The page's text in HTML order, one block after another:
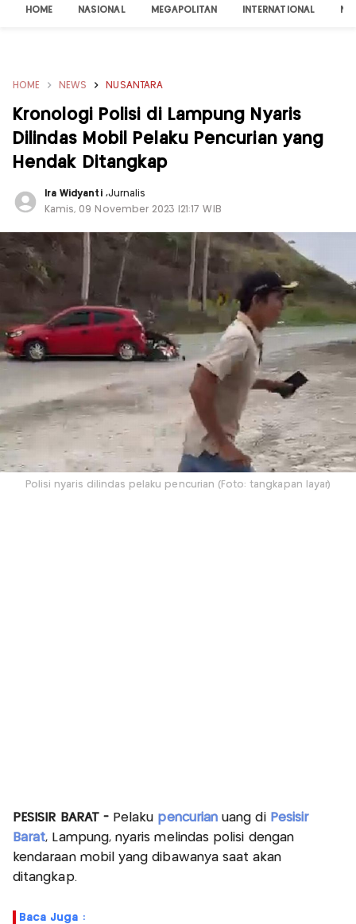
HOME NASIONAL MEGAPOLITAN INTERNATIONAL
HOME NEWS NUSANTARA
Kronologi Polisi di Lampung Nyaris
Dilindas Mobil Pelaku Pencurian yang
Hendak Ditangkap
Ira Widyanti ,Jurnalis
Kamis, 09 November 2023 |21:17 WIB
Polisi nyaris dilindas pelaku pencurian (Foto: tangkapan layar)
PESISIR BARAT - Pelaku pencurian uang di Pesisir
Barat, Lampung, nyaris melindas polisi dengan
kendaraan mobil yang dibawanya saat akan
ditangkap.
Baca Juga :